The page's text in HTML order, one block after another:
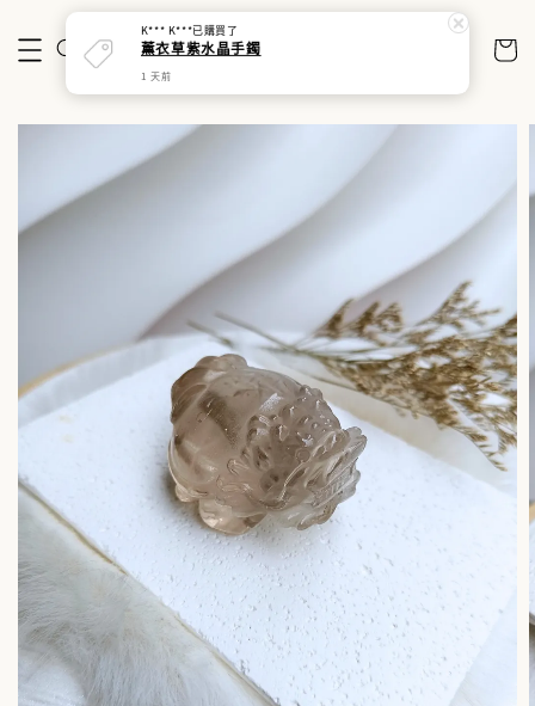
K*** K***已購買了
薰衣草紫水晶手鐲
1 天前